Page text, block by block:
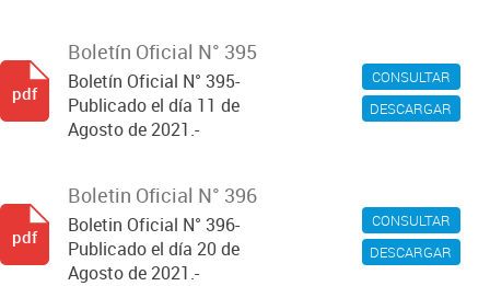
CONSULTAR
DESCARGAR
Boletín Oficial N° 395
Boletín Oficial N° 395-
Publicado el día 11 de
Agosto de 2021.-
pdf
CONSULTAR
DESCARGAR
Boletin Oficial N° 396
Boletin Oficial N° 396-
Publicado el día 20 de
Agosto de 2021.-
pdf